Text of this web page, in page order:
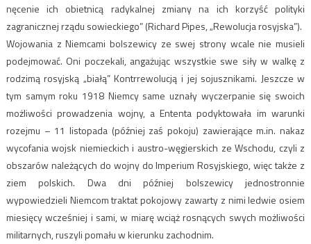
nęcenie ich obietnicą radykalnej zmiany na ich korzyść polityki
zagranicznej rządu sowieckiego” (Richard Pipes, „Rewolucja rosyjska”).
Wojowania z Niemcami bolszewicy ze swej strony wcale nie musieli
podejmować. Oni poczekali, angażując wszystkie swe siły w walkę z
rodzimą rosyjską „białą” Kontrrewolucją i jej sojusznikami. Jeszcze w
tym samym roku 1918 Niemcy same uznały wyczerpanie się swoich
możliwości prowadzenia wojny, a Ententa podyktowała im warunki
rozejmu – 11 listopada (później zaś pokoju) zawierające m.in. nakaz
wycofania wojsk niemieckich i austro-węgierskich ze Wschodu, czyli z
obszarów należących do wojny do Imperium Rosyjskiego, więc także z
ziem polskich. Dwa dni później bolszewicy jednostronnie
wypowiedzieli Niemcom traktat pokojowy zawarty z nimi ledwie osiem
miesięcy wcześniej i sami, w miarę wciąż rosnących swych możliwości
militarnych, ruszyli pomału w kierunku zachodnim.